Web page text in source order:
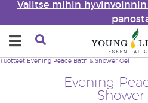
Valitse mihin hyvinvoinnin
Evening
Shower
Tuotteet Evening Peace Bath & Shower Gel